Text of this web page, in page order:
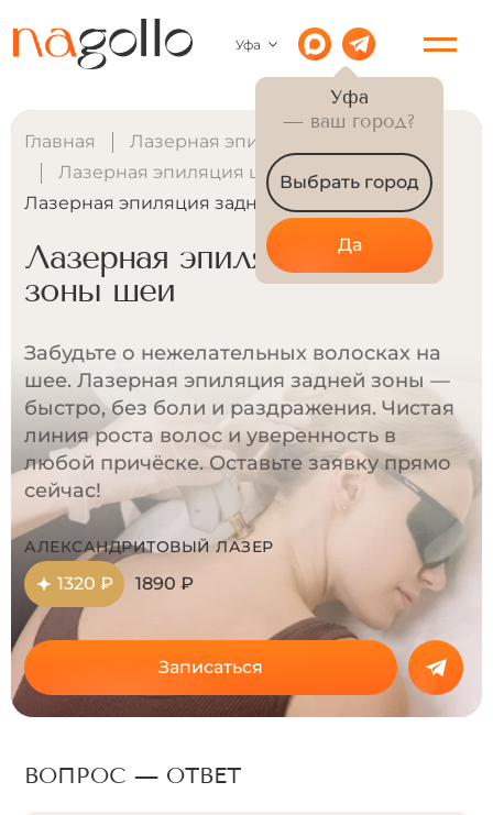
Уфа
Уфа
— ваш город?
Выбрать город
Да
Главная
Лазерная эпиляция для женщин
Лазерная эпиляция шеи у женщин
Лазерная эпиляция задней зоны шеи
Лазерная эпиляция задней
зоны шеи
Забудьте о нежелательных волосках на
шее. Лазерная эпиляция задней зоны —
быстро, без боли и раздражения. Чистая
линия роста волос и уверенность в
любой причёске. Оставьте заявку прямо
сейчас!
АЛЕКСАНДРИТОВЫЙ ЛАЗЕР
1320 ₽ 1890 ₽
Записаться
ВОПРОС — ОТВЕТ